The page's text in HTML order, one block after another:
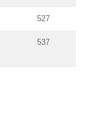
527
537